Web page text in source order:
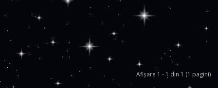
Afişare 1 - 1 din 1 (1 pagini)